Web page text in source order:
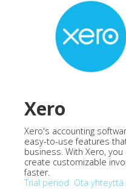
Xero
Xero's accounting
easy-to-use features
business. With Xero,
create customizable
faster.
Trial period Ota yhteyttä